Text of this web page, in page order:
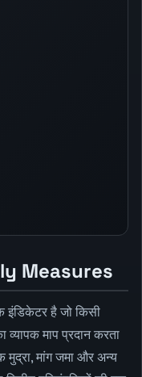
Measures
इंडिकेटर है जो किसी
माप प्रदान करता
मुद्रा, मांग जमा और अन्य